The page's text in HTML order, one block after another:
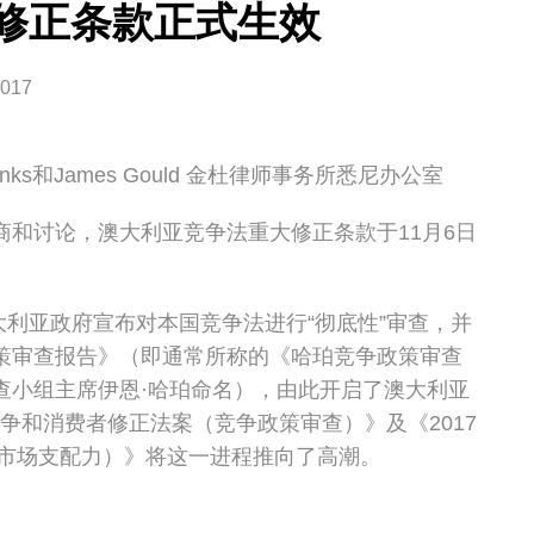
正条款正式生效
和James Gould 金杜律师事务所悉尼办公室
和讨论，澳大利亚竞争法重大修正条款于11月6日
亚政府宣布对本国竞争法进行“彻底性”审查，并
审查报告》（即通常所称的《哈珀竞争政策审查
小组主席伊恩·哈珀命名），由此开启了澳大利亚
和消费者修正法案（竞争政策审查）》及《2017
支配力）》将这一进程推向了高潮。